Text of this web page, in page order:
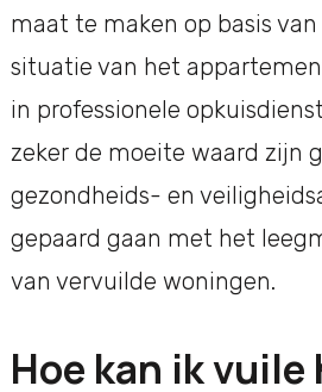
maat te maken op basis van
situatie van het
in professionele
zeker de moeite waard zijn
gezondheids- en
gepaard gaan met het
van vervuilde woningen.
Hoe kan ik vuile